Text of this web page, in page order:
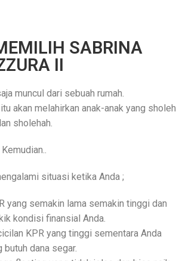
SABRINA
II
muncul dari sebuah rumah.
akan melahirkan anak-anak yang sholeh
sholehah.
Kemudian..
situasi ketika Anda ;
yang semakin lama semakin tinggi dan
kondisi finansial Anda.
KPR yang tinggi sementara Anda
butuh dana segar.